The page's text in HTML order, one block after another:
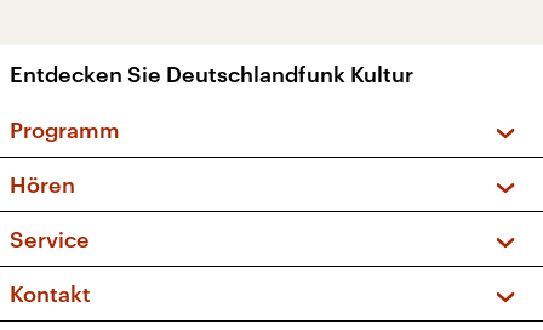
Entdecken Sie Deutschlandfunk Kultur
Programm
Sendungen und Podcasts
Musikliste
Kakadu – Das Kinderprogramm
Hören
Frequenzen (UKW + DAB+)
Service
FAQ
Apps
Kontakt